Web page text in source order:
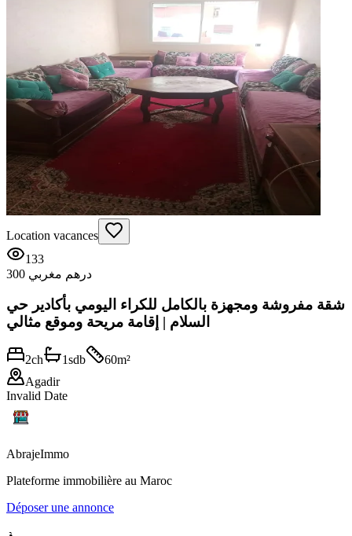
Location vacances
133
300 درهم مغربي
شقة مفروشة ومجهزة بالكامل للكراء اليومي بأكادير حي
السلام | إقامة مريحة وموقع مثالي
2ch 1sdb 60m²
Agadir
Invalid Date
AbrajeImmo
Plateforme immobilière au Maroc
Déposer une annonce